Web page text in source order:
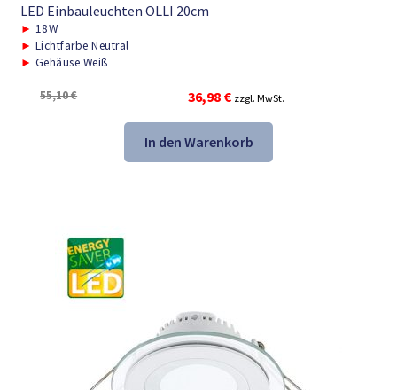
LED Einbauleuchten OLLI 20cm
► 18W
► Lichtfarbe Neutral
► Gehäuse Weiß
55,10€
Ursprünglicher
Preis
war:
55,10 €
36,98 €Aktueller
Preis
ist:
36,98 €.
zzgl. MwSt.
In den Warenkorb